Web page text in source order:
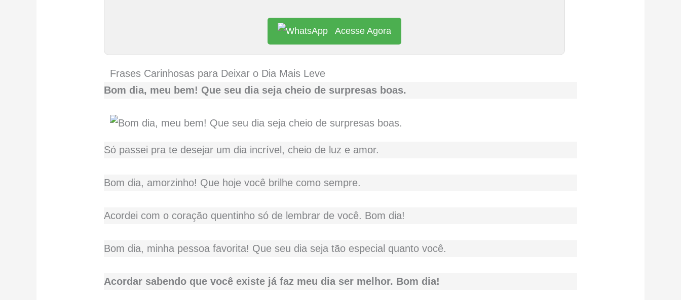
Acesse Agora
Frases Carinhosas para Deixar o Dia Mais Leve
Bom dia, meu bem! Que seu dia seja cheio de surpresas boas.
Só passei pra te desejar um dia incrível, cheio de luz e amor.
Bom dia, amorzinho! Que hoje você brilhe como sempre.
Acordei com o coração quentinho só de lembrar de você. Bom dia!
Bom dia, minha pessoa favorita! Que seu dia seja tão especial quanto você.
Acordar sabendo que você existe já faz meu dia ser melhor. Bom dia!